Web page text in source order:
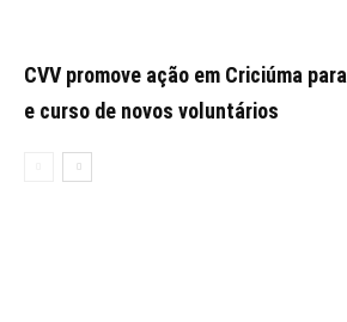
CVV promove ação em Criciúma
e curso de novos voluntários